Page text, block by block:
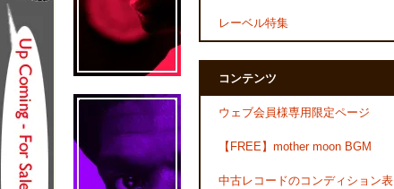
レーベル特集
コンテンツ
ウェブ会員様専用限定ページ
【FREE】mother moon BGM
中古レコードのコンディション表